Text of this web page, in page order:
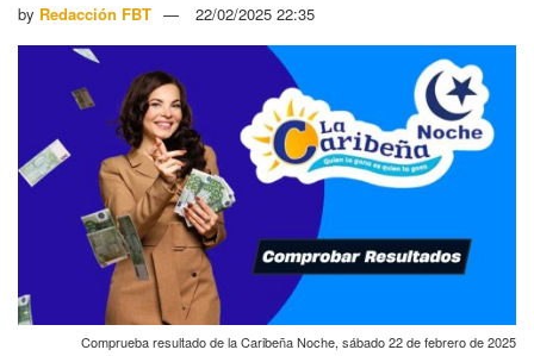
by Redacción FBT 22/02/2025 22:35
Comprueba resultado de la Caribeña Noche, sábado 22 de febrero de 2025